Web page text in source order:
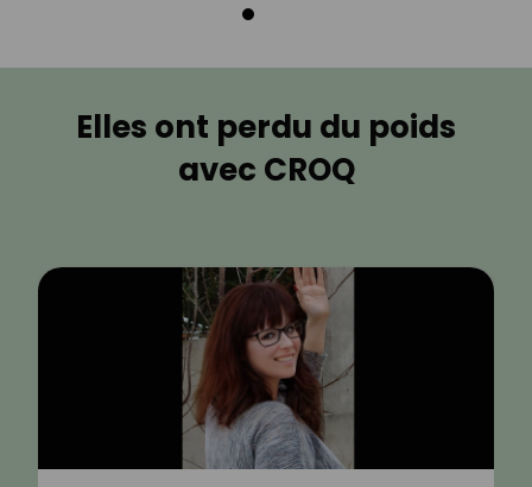
Elles ont perdu du poids
avec CROQ